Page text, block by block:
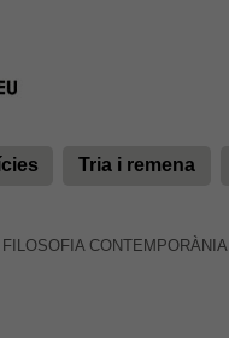
Tria i remena
CONTEMPORÀNIA